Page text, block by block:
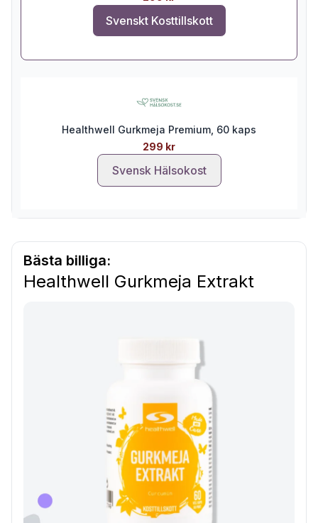
Svenskt Kosttillskott
Healthwell Gurkmeja Premium, 60 kaps
299 kr
Svensk Hälsokost
Bästa billiga:
Healthwell Gurkmeja Extrakt